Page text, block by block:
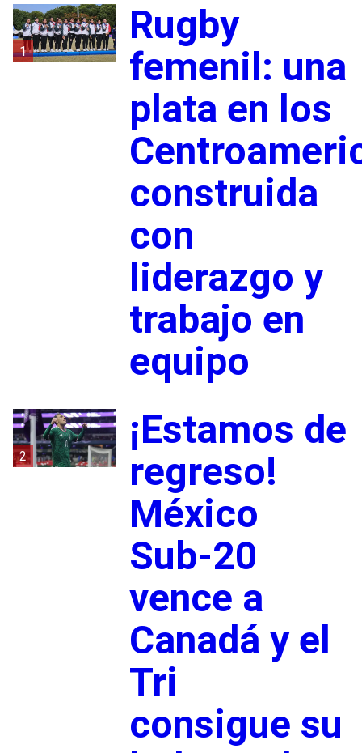
1
Rugby
femenil: una
plata en los
construida
con
liderazgo y
trabajo en
equipo
2
¡Estamos de
regreso!
México
Sub-20
vence a
Canadá y el
Tri
consigue su